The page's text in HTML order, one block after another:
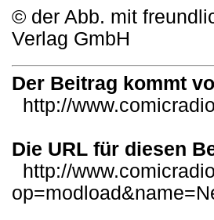
© der Abb. mit
Verlag GmbH
Der Beitrag kommt
http://
Die URL für diesen
http://